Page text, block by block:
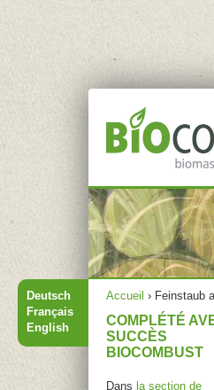
Jump to
Vous êtes ici
Accueil › Feinstaub
COMPLÉTÉ
SUCCÈS
BIOCOMBUST
Dans la section de
Deutsch
Français
English